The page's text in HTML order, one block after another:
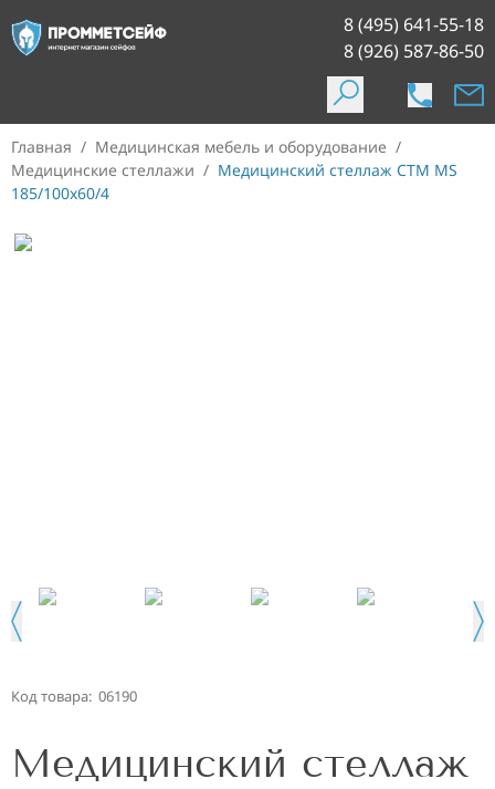
8 (495) 641-55-18
8 (926) 587-86-50
Главная / Медицинская мебель и оборудование /
Медицинские стеллажи / Медицинский стеллаж СТМ MS
185/100х60/4
Код товара: 06190
Медицинский стеллаж